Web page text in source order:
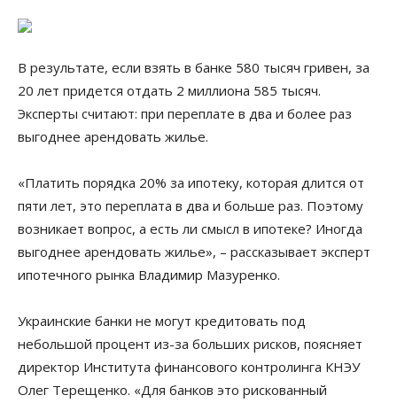
В результате, если взять в банке 580 тысяч гривен, за
20 лет придется отдать 2 миллиона 585 тысяч.
Эксперты считают: при переплате в два и более раз
выгоднее арендовать жилье.
«Платить порядка 20% за ипотеку, которая длится от
пяти лет, это переплата в два и больше раз. Поэтому
возникает вопрос, а есть ли смысл в ипотеке? Иногда
выгоднее арендовать жилье», – рассказывает эксперт
ипотечного рынка Владимир Мазуренко.
Украинские банки не могут кредитовать под
небольшой процент из-за больших рисков, поясняет
директор Института финансового контролинга КНЭУ
Олег Терещенко. «Для банков это рискованный